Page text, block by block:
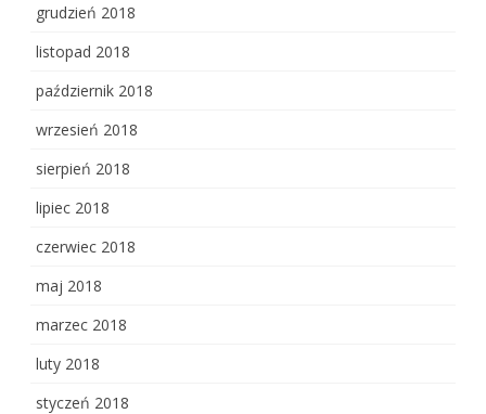
grudzień 2018
listopad 2018
październik 2018
wrzesień 2018
sierpień 2018
lipiec 2018
czerwiec 2018
maj 2018
marzec 2018
luty 2018
styczeń 2018